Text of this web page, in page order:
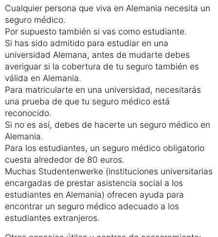
Cualquier persona que viva en Alemania necesita un
seguro médico.
Por supuesto también si vas como estudiante.
Si has sido admitido para estudiar en una
universidad Alemana, antes de mudarte debes
averiguar si la cobertura de tu seguro también es
válida en Alemania.
Para matricularte en una universidad, necesitarás
una prueba de que tu seguro médico está
reconocido.
Si no es así, debes de hacerte un seguro médico en
Alemania.
Para los estudiantes, un seguro médico obligatorio
cuesta alrededor de 80 euros.
Muchas Studentenwerke (instituciones universitarias
encargadas de prestar asistencia social a los
estudiantes en Alemania) ofrecen ayuda para
encontrar un seguro médico adecuado a los
estudiantes extranjeros.